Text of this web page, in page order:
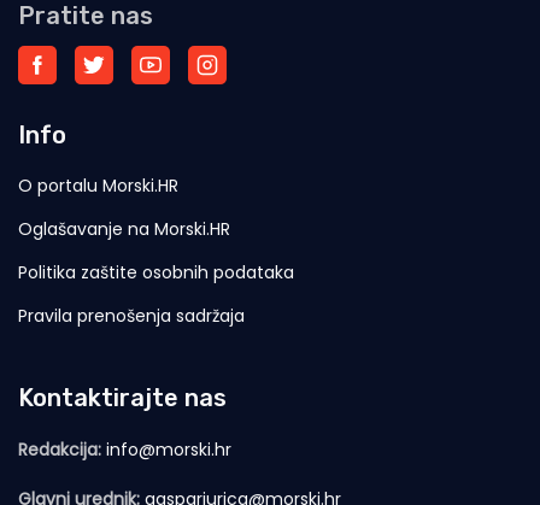
Pratite nas
Info
O portalu Morski.HR
Oglašavanje na Morski.HR
Politika zaštite osobnih podataka
Pravila prenošenja sadržaja
Kontaktirajte nas
Redakcija: info@morski.hr
Glavni urednik: gasparjurica@morski.hr